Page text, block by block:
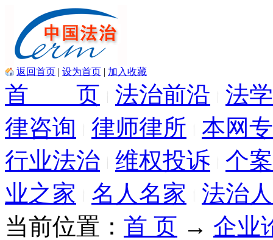
返回首页 | 设为首页 | 加入收藏
首 页 法治前沿
法
律咨询
律师律所
本网
行业法治 维权投诉
个
业之家
名人名家
法治
当前位置： 首 页 → 企业